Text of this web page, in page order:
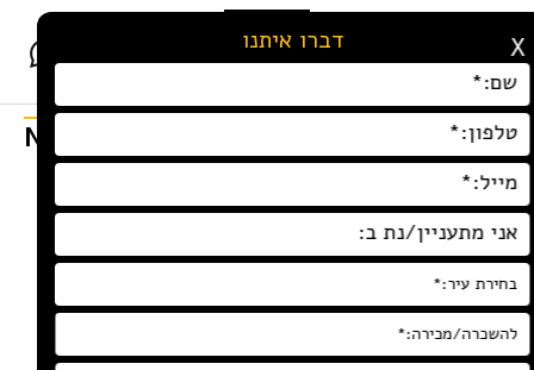
Skip
to
content
08.08.26
שבת
NaN°C
Tel Aviv
X דברו איתנו